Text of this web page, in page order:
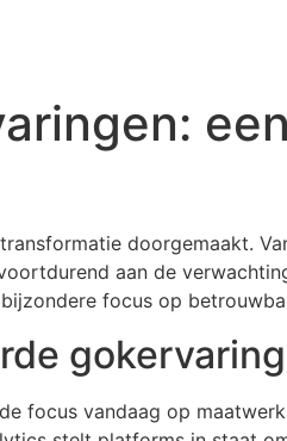
doorgemaakt.
aan de
focus op
vandaag op